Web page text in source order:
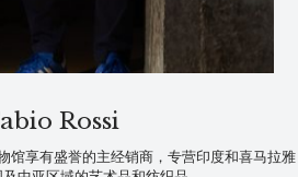
Rossi
馆享有盛誉的主经销商，专营印度和喜马拉雅